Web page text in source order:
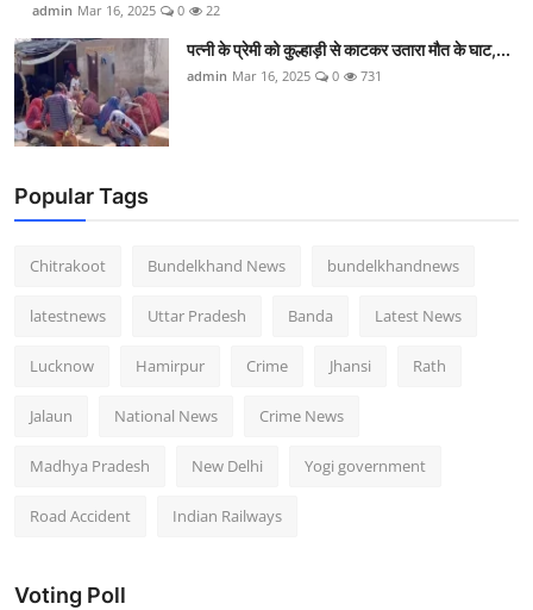
admin Mar 16, 2025 0 22
पत्नी के प्रेमी को कुल्हाड़ी से काटकर उतारा मौत के घाट,...
admin Mar 16, 2025 0 731
Popular Tags
Chitrakoot Bundelkhand News bundelkhandnews
latestnews Uttar Pradesh Banda Latest News
Lucknow Hamirpur Crime Jhansi Rath
Jalaun National News Crime News
Madhya Pradesh New Delhi Yogi government
Road Accident Indian Railways
Voting Poll